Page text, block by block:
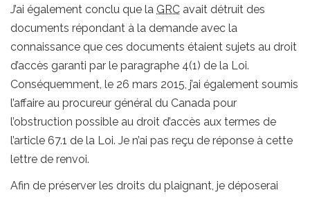
J’ai également conclu que la GRC avait détruit des
documents répondant à la demande avec la
connaissance que ces documents étaient sujets au droit
d’accès garanti par le paragraphe 4(1) de la Loi.
Conséquemment, le 26 mars 2015, j’ai également soumis
l’affaire au procureur général du Canada pour
l’obstruction possible au droit d’accès aux termes de
l’article 67.1 de la Loi. Je n’ai pas reçu de réponse à cette
lettre de renvoi.
Afin de préserver les droits du plaignant, je déposerai